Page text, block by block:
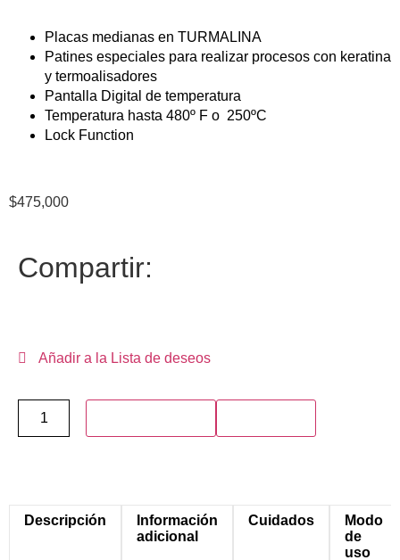
Placas medianas en TURMALINA
Patines especiales para realizar procesos con keratina
y termoalisadores
Pantalla Digital de temperatura
Temperatura hasta 480º F o 250ºC
Lock Function
$475,000
Compartir:
Añadir a la Lista de deseos
Descripción
Información
adicional
Cuidados
Modo
de
uso